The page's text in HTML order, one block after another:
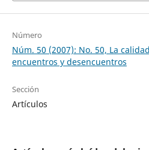
Número
Núm. 50 (2007): No. 50, La
encuentros y desencuentros
Sección
Artículos